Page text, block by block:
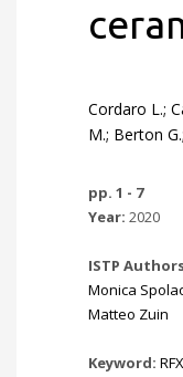
Cordaro L.;
M.; Berton
pp. 1 - 7
Year: 2020
ISTP
Monica
Matteo Zuin
Keyword: